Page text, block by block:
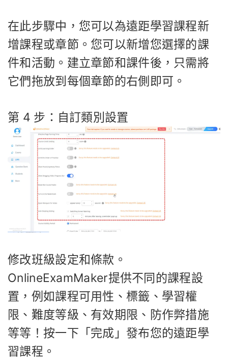
在此步驟中，您可以為遠距學習課程新
增課程或章節。您可以新增您選擇的課
件和活動。建立章節和課件後，只需將
它們拖放到每個章節的右側即可。
第 4 步：自訂類別設置
修改班級設定和條款。
OnlineExamMaker提供不同的課程設
置，例如課程可用性、標籤、學習權
限、難度等級、有效期限、防作弊措施
等等！按一下「完成」發布您的遠距學
習課程。